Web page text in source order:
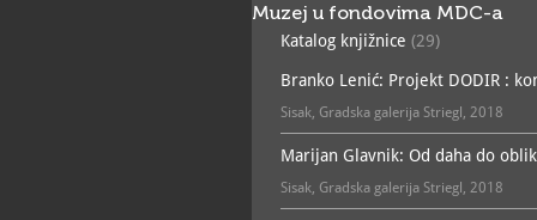
Muzej u fondovima MDC-a
Katalog knjižnice (29)
Branko Lenić: Projekt DODIR :
Sisak, Gradska galerija Striegl, 2018
Marijan Glavnik: Od daha do
Sisak, Gradska galerija Striegl, 2018